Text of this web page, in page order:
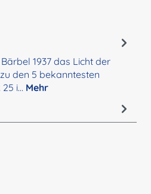
1937 das Licht der
den 5 bekanntesten
i… Mehr